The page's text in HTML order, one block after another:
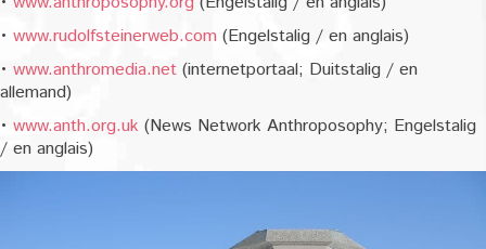
• www.rudolfsteinerweb.com (Engelstalig / en anglais)
• www.anthromedia.net (internetportaal; Duitstalig / en
allemand)
• www.anth.org.uk (News Network Anthroposophy; Engelstalig
/ en anglais)